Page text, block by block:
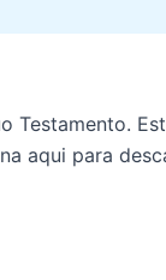
Testamento.
aqui para